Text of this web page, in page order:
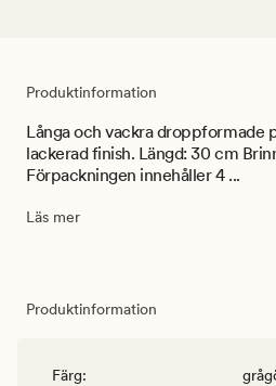
Produktinformation
Långa och vackra droppformade
lackerad finish. Längd: 30 cm
Förpackningen innehåller 4 ...
Läs mer
Produktinformation
Färg: